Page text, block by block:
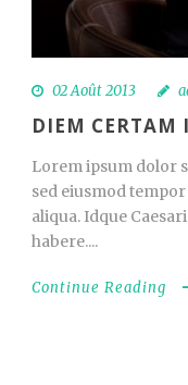
02 Août 2013
DIEM CERTAM
Lorem ipsum dolor
sed eiusmod
aliqua. Idque
habere....
Continue Reading